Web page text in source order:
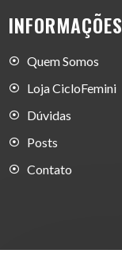
INFORMAÇÕES
Quem Somos
Loja CicloFemini
Dúvidas
Posts
Contato